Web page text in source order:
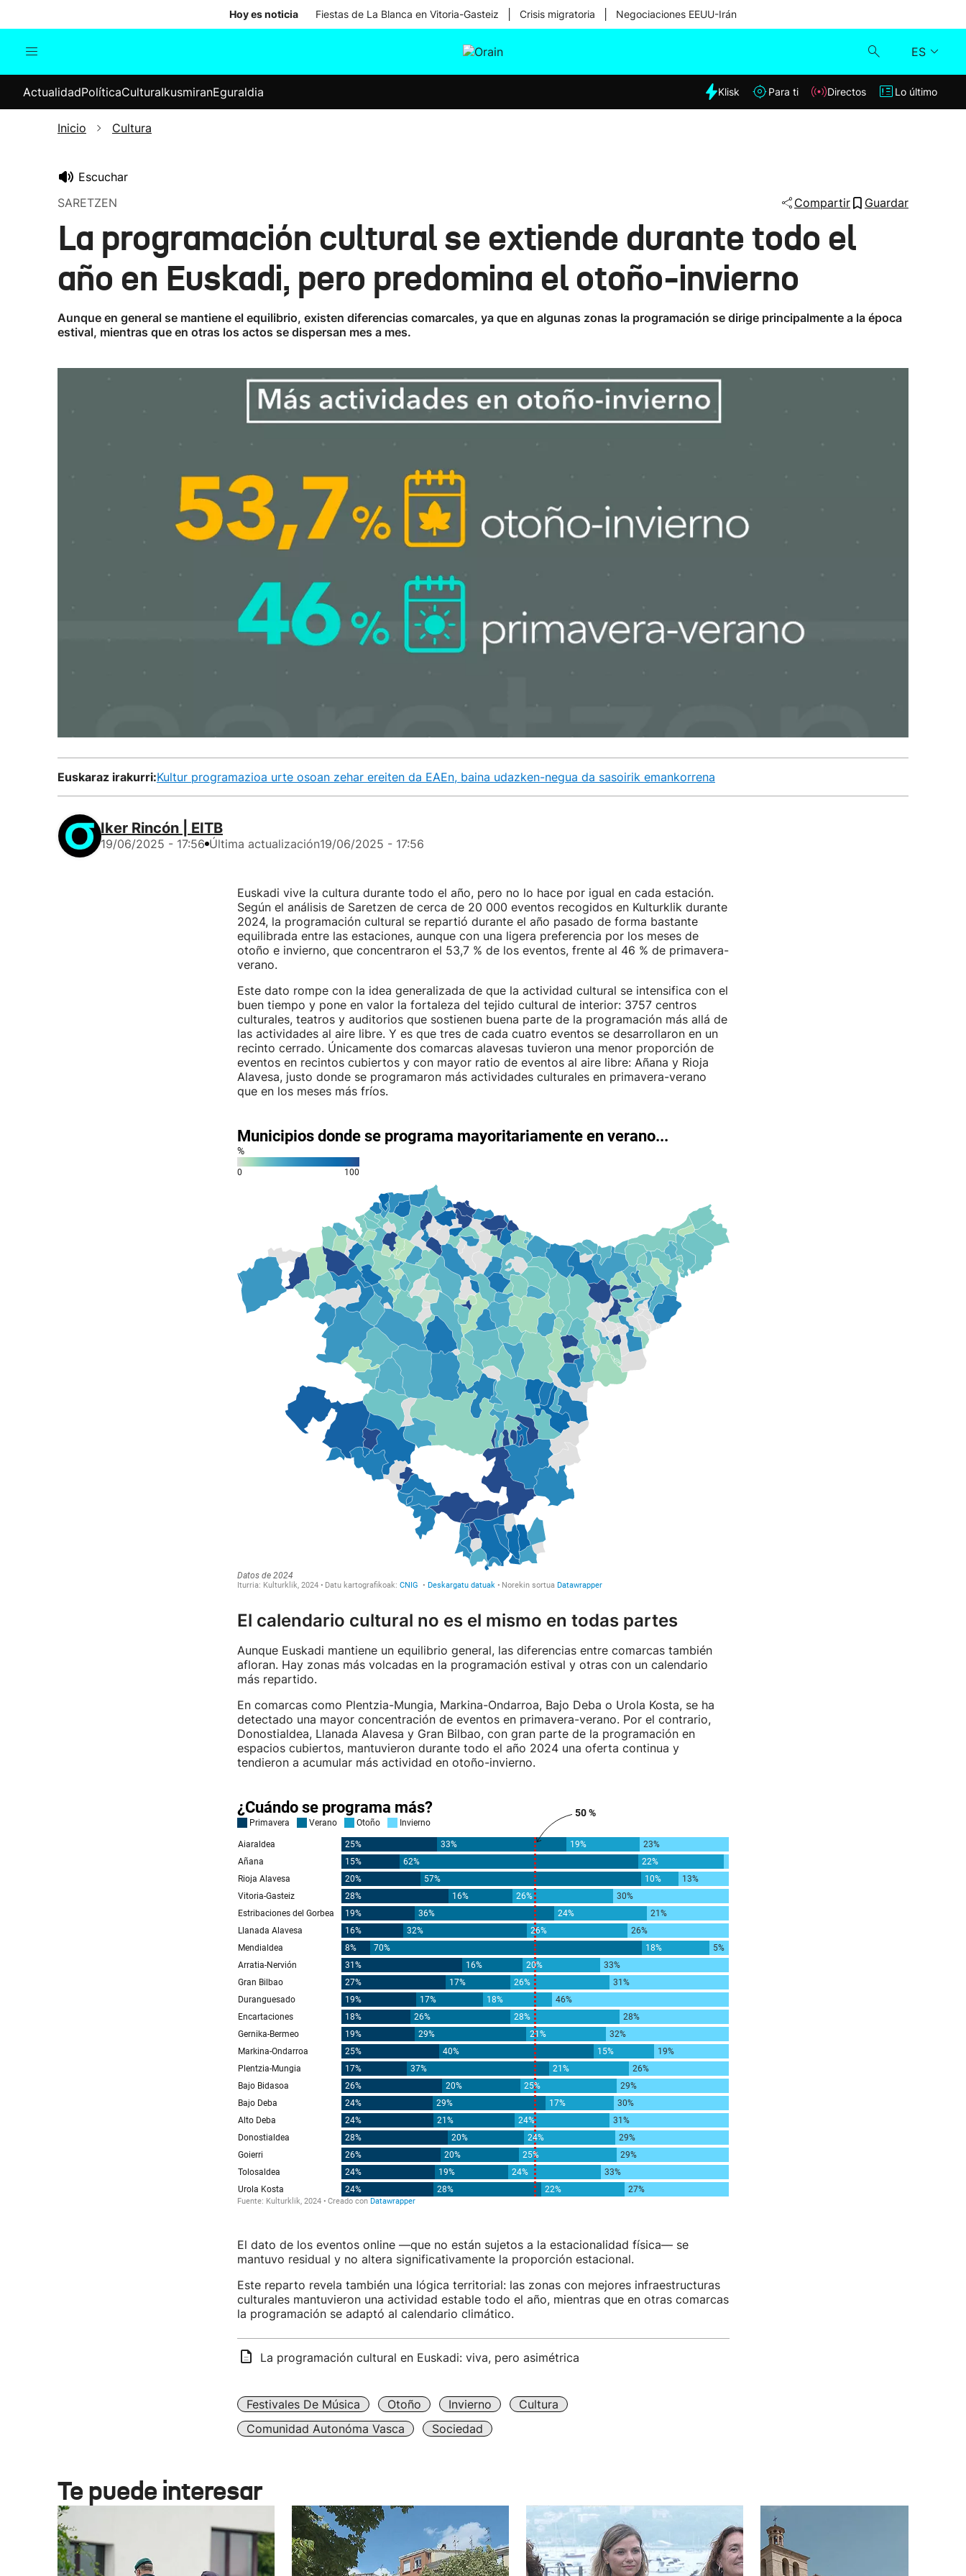
Hoy es noticia Fiestas de La Blanca en Vitoria-Gasteiz Crisis migratoria Negociaciones EEUU-Irán
ES
Internacional
Elecciones
Klisk
ActualidadPolíticaCulturaIkusmiranEguraldia Klisk Para ti Directos Lo último
Inicio Cultura
Escuchar
SARETZEN
Compartir Guardar
La programación cultural se extiende durante todo el
año en Euskadi, pero predomina el otoño-invierno
Aunque en general se mantiene el equilibrio, existen diferencias comarcales, ya que en algunas zonas la programación se dirige principalmente a la época
estival, mientras que en otras los actos se dispersan mes a mes.
Euskaraz irakurri:Kultur programazioa urte osoan zehar ereiten da EAEn, baina udazken-negua da sasoirik emankorrena
Iker Rincón | EITB
19/06/2025 - 17:56 Última actualización19/06/2025 - 17:56
Euskadi vive la cultura durante todo el año, pero no lo hace por igual en cada estación.
Según el análisis de Saretzen de cerca de 20 000 eventos recogidos en Kulturklik durante
2024, la programación cultural se repartió durante el año pasado de forma bastante
equilibrada entre las estaciones, aunque con una ligera preferencia por los meses de
otoño e invierno, que concentraron el 53,7 % de los eventos, frente al 46 % de primavera-
verano.
Este dato rompe con la idea generalizada de que la actividad cultural se intensifica con el
buen tiempo y pone en valor la fortaleza del tejido cultural de interior: 3757 centros
culturales, teatros y auditorios que sostienen buena parte de la programación más allá de
las actividades al aire libre. Y es que tres de cada cuatro eventos se desarrollaron en un
recinto cerrado. Únicamente dos comarcas alavesas tuvieron una menor proporción de
eventos en recintos cubiertos y con mayor ratio de eventos al aire libre: Añana y Rioja
Alavesa, justo donde se programaron más actividades culturales en primavera-verano
que en los meses más fríos.
El calendario cultural no es el mismo en todas partes
Aunque Euskadi mantiene un equilibrio general, las diferencias entre comarcas también
afloran. Hay zonas más volcadas en la programación estival y otras con un calendario
más repartido.
En comarcas como Plentzia-Mungia, Markina-Ondarroa, Bajo Deba o Urola Kosta, se ha
detectado una mayor concentración de eventos en primavera-verano. Por el contrario,
Donostialdea, Llanada Alavesa y Gran Bilbao, con gran parte de la programación en
espacios cubiertos, mantuvieron durante todo el año 2024 una oferta continua y
tendieron a acumular más actividad en otoño-invierno.
El dato de los eventos online —que no están sujetos a la estacionalidad física— se
mantuvo residual y no altera significativamente la proporción estacional.
Este reparto revela también una lógica territorial: las zonas con mejores infraestructuras
culturales mantuvieron una actividad estable todo el año, mientras que en otras comarcas
la programación se adaptó al calendario climático.
La programación cultural en Euskadi: viva, pero asimétrica
Festivales De Música Otoño Invierno
Cultura
Comunidad Autonóma Vasca
Sociedad
Te puede interesar